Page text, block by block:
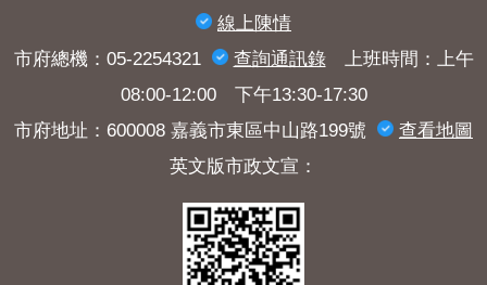
線上陳情
市府總機：05-2254321
查詢​通訊錄上班時間：上午
08:00-12:00 下午13:30-17:30
市府地址：600008 嘉義市東區中山路199號
查看地圖
英文版市政文宣：